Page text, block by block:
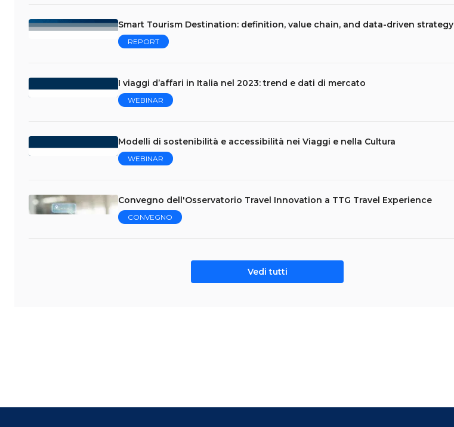
Smart Tourism Destination: definition, value chain, and data-driven strategy
REPORT
I viaggi d’affari in Italia nel 2023: trend e dati di mercato
WEBINAR
Modelli di sostenibilità e accessibilità nei Viaggi e nella Cultura
WEBINAR
Convegno dell'Osservatorio Travel Innovation a TTG Travel Experience
CONVEGNO
Vedi tutti